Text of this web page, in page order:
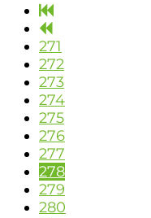
271
272
273
274
275
276
277
278
279
280